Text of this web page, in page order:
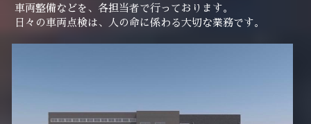
車両整備などを、各担当者で行っております。
日々の車両点検は、人の命に係わる大切な業務です。